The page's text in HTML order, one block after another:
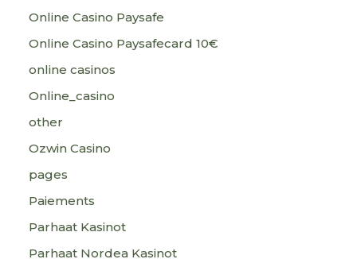
Online Casino Paysafe
Online Casino Paysafecard 10€
online casinos
Online_casino
other
Ozwin Casino
pages
Paiements
Parhaat Kasinot
Parhaat Nordea Kasinot